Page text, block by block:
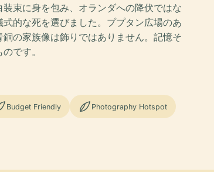
装束に身を包み、オランダへの降伏ではな
式的な死を選びました。ププタン広場のあ
銅の家族像は飾りではありません。記憶そ
です。
Budget Friendly Photography Hotspot